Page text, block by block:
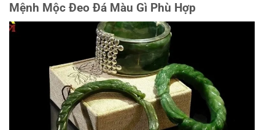
Mệnh Mộc Đeo Đá Màu Gì Phù Hợp